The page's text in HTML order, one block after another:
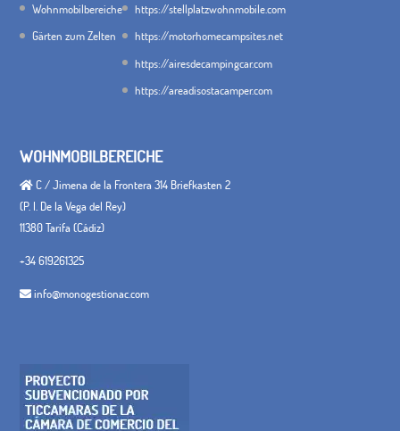
Wohnmobilbereiche
Gärten zum Zelten
https://stellplatzwohnmobile.com
https://motorhomecampsites.net
https://airesdecampingcar.com
https://areadisostacamper.com
WOHNMOBILBEREICHE
C / Jimena de la Frontera 314 Briefkasten 2
(P. I. De la Vega del Rey)
11380 Tarifa (Cádiz)
+34 619261325
info@monogestionac.com